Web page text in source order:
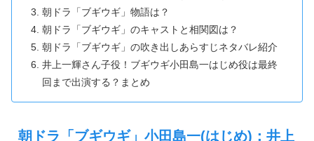
朝ドラ「ブギウギ」物語は？
朝ドラ「ブギウギ」のキャストと相関図は？
朝ドラ「ブギウギ」の吹き出しあらすじネタバレ紹介
井上一輝さん子役！ブギウギ小田島一はじめ役は最終
回まで出演する？まとめ
朝ドラ「ブギウギ」小田島一(はじめ)：井上